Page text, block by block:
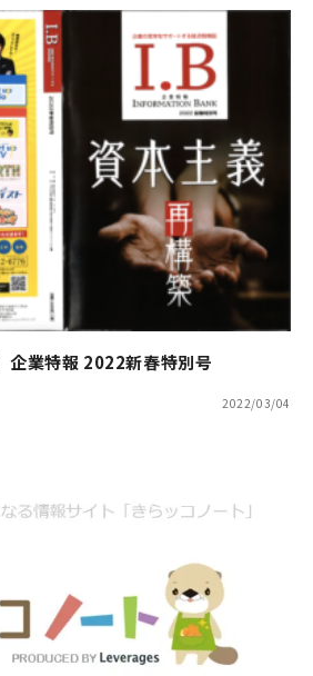
企業特報 2022新春特別号
2022/03/04